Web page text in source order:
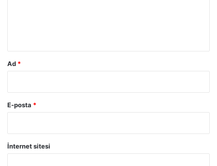
Ad *
E-posta *
İnternet sitesi